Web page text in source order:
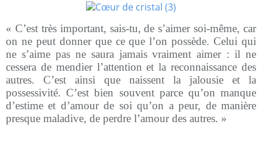
« C’est très important, sais-tu, de s’aimer soi-même, car
on ne peut donner que ce que l’on possède. Celui qui
ne s’aime pas ne saura jamais vraiment aimer : il ne
cessera de mendier l’attention et la reconnaissance des
autres. C’est ainsi que naissent la jalousie et la
possessivité. C’est bien souvent parce qu’on manque
d’estime et d’amour de soi qu’on a peur, de manière
presque maladive, de perdre l’amour des autres. »